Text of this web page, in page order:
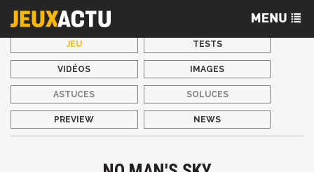
JEU TESTS
VIDÉOS IMAGES
ASTUCES SOLUCES
PREVIEW NEWS